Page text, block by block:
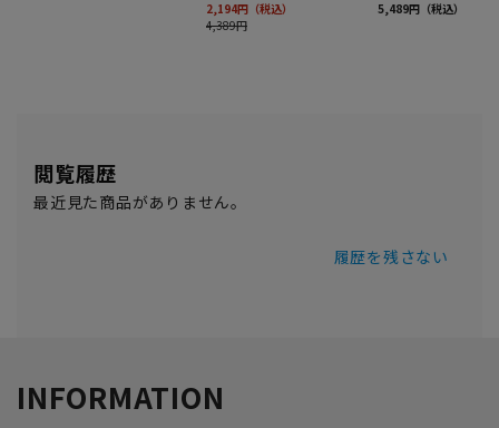
閲覧履歴
最近見た商品がありません。
履歴を残さない
INFORMATION